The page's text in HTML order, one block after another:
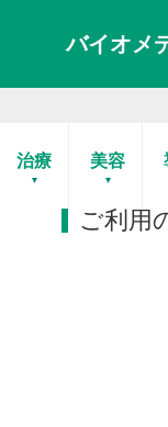
バイオメ
治療 美容
ご利用